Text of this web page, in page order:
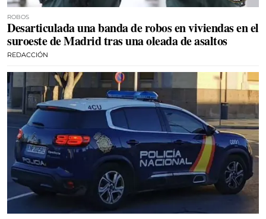
ROBOS
Desarticulada una banda de robos en viviendas en el
suroeste de Madrid tras una oleada de asaltos
REDACCIÓN